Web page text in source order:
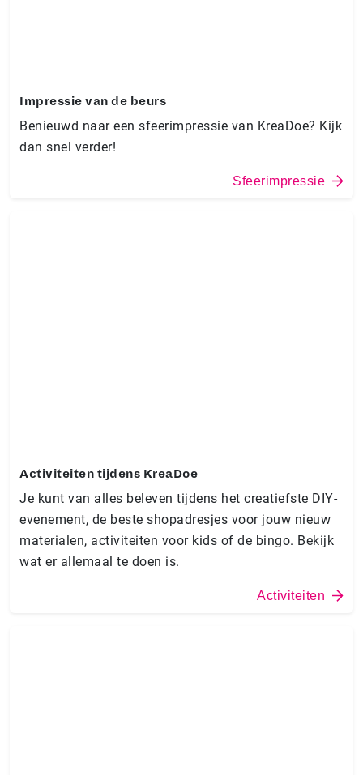
Impressie van de beurs
Benieuwd naar een sfeerimpressie van KreaDoe? Kijk
dan snel verder!
Sfeerimpressie
Activiteiten tijdens KreaDoe
Je kunt van alles beleven tijdens het creatiefste DIY-
evenement, de beste shopadresjes voor jouw nieuw
materialen, activiteiten voor kids of de bingo. Bekijk
wat er allemaal te doen is.
Activiteiten